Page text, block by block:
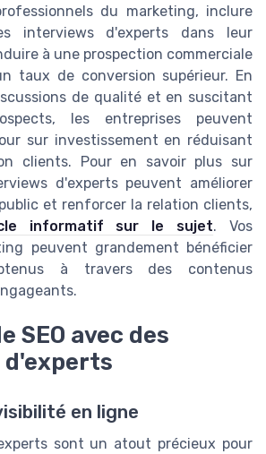
du marketing, inclure
interviews d'experts dans leur
à une prospection commerciale
taux de conversion supérieur. En
de qualité et en suscitant
les entreprises peuvent
sur investissement en réduisant
clients. Pour en savoir plus sur
d'experts peuvent améliorer
et renforcer la relation clients,
informatif sur le sujet. Vos
peuvent grandement bénéficier
à travers des contenus
SEO avec des
en ligne
sont un atout précieux pour